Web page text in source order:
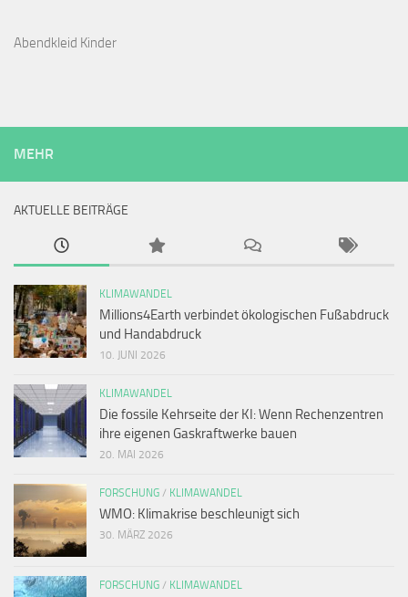
Abendkleid Kinder
MEHR
AKTUELLE BEITRÄGE
KLIMAWANDEL
Millions4Earth verbindet ökologischen Fußabdruck
und Handabdruck
10. JUNI 2026
KLIMAWANDEL
Die fossile Kehrseite der KI: Wenn Rechenzentren
ihre eigenen Gaskraftwerke bauen
20. MAI 2026
FORSCHUNG / KLIMAWANDEL
WMO: Klimakrise beschleunigt sich
30. MÄRZ 2026
FORSCHUNG / KLIMAWANDEL